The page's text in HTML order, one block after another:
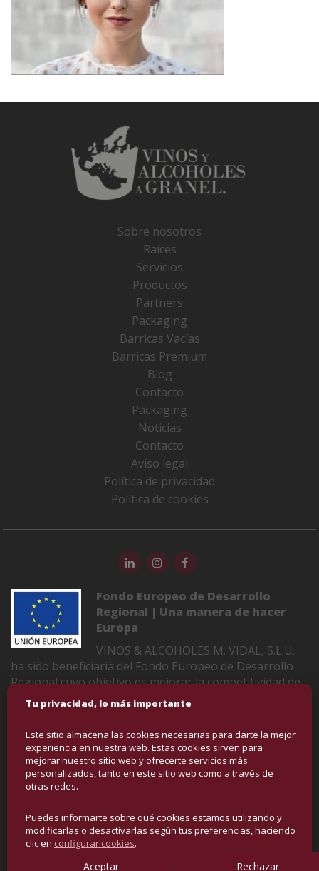
Sobre nosotros
Raíces
Servicios
Productos
Partners
Packaging
Barricas Vacías
Barricas Premium
Blog
Contacto
Packaging
Noticias
Contacto
Aviso legal
Política de privacidad
Política de cookies
Fondo Europeo de Desarrollo
Regional | Una manera de hacer
Europa
VINOS & ALCOHOLES M. VIDAL, S.L.U.
ha sido beneficiaria del Fondo Europeo de Desarrollo
Regional cuyo objetivo es mejorar la competitividad de
las Pymes y gracias al cual ha puesto en marcha un
Plan de Marketing Digital Internacional con el objetivo
de mejorar su posicionamiento online en mercados
exteriores durante el año 2022-2023. Para ello ha
contado con el apoyo del Programa XPANDE DIGITAL
de la Cámara de Comercio de Castellón
COPYRIGHT © VINOS Y ALCOHOLES | DERECHOS
RESERVADOS
Tu privacidad, lo más importante
Este sitio almacena las cookies necesarias para darte la mejor
experiencia en nuestra web. Estas cookies sirven para
mejorar nuestro sitio web y ofrecerte servicios más
personalizados, tanto en este sitio web como a través de
otras redes.
Puedes informarte sobre qué cookies estamos utilizando y
modificarlas o desactivarlas según tus preferencias, haciendo
clic en configurar cookies.
Aceptar Rechazar